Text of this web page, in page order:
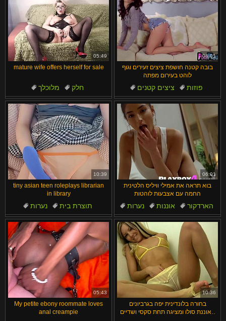
05:49
mature wife offers herself for sale
מלוכלך
חלק
שפתיים גדולות בכוס
מגולח
מבוגרים
06:01
בובה קטנה חושפת ציצים זעירים וגוף
לוהט בעירום מפתה
ציצים קטנים
פוזות
ציצים טבעיים
קטנטנות
10:39
tiny asian teen roleplays librarian
in library
נערות
תוצרת בית
חרמניות
אורגזמה
משחק תפקידים
06:01
בוא תראה את אמילי וויליס הלטינית
החמה עם אצבעות לוהטות
נערות אוננות
הארדקור
שובב
ציצים
05:43
My petite ebony roommate loves
anal creampie
10:36
בחורה בלונדינית יפה בגרביונים
מאוננת סולו ומציגה תחת סקסי ושדיים